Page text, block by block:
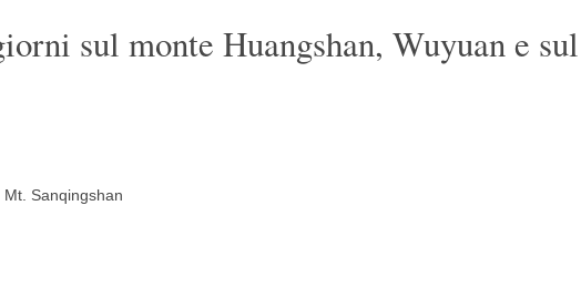
sul monte Huangshan, Wuyuan e sul
Sanqingshan